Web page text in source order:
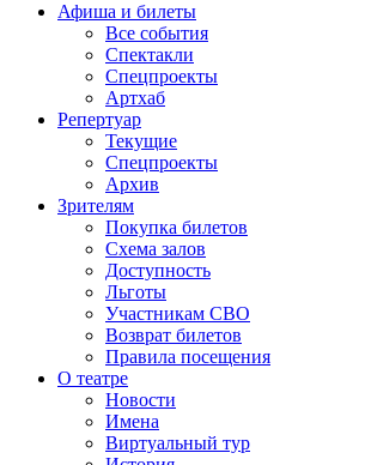
Афиша и билеты
Все события
Спектакли
Спецпроекты
Артхаб
Репертуар
Текущие
Спецпроекты
Архив
Зрителям
Покупка билетов
Схема залов
Доступность
Льготы
Участникам СВО
Возврат билетов
Правила посещения
О театре
Новости
Имена
Виртуальный тур